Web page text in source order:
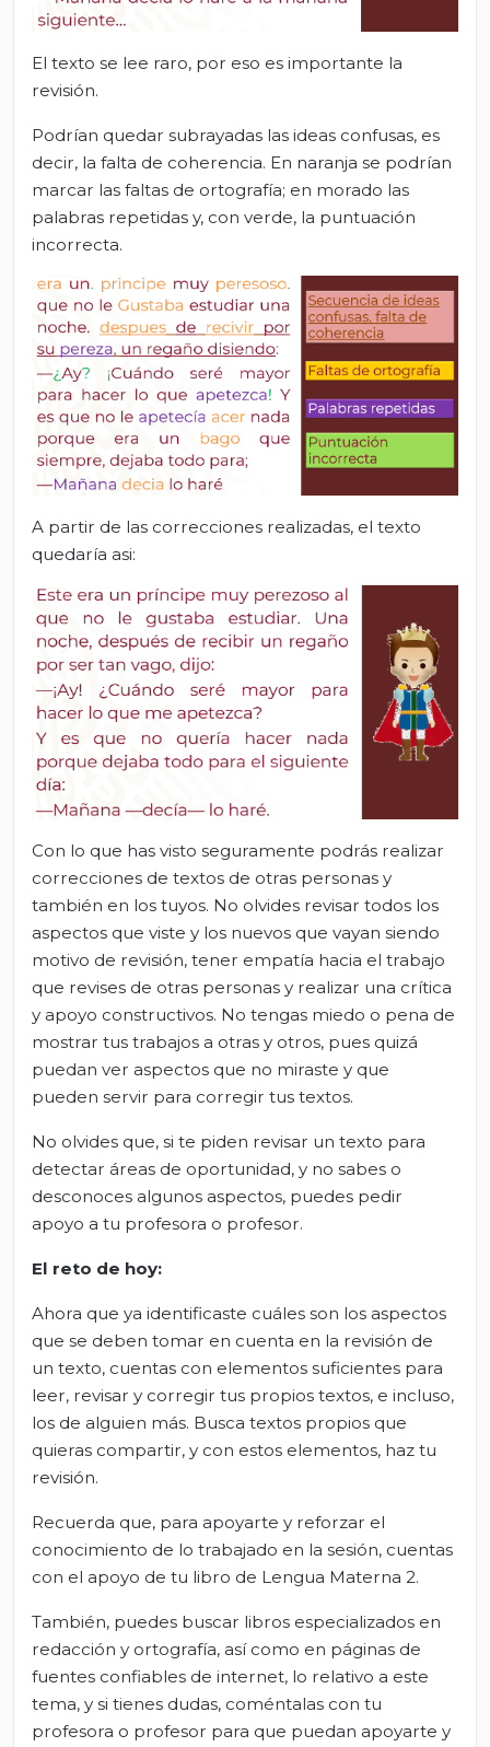
El texto se lee raro, por eso es importante la
revisión.
Podrían quedar subrayadas las ideas confusas, es
decir, la falta de coherencia. En naranja se podrían
marcar las faltas de ortografía; en morado las
palabras repetidas y, con verde, la puntuación
incorrecta.
A partir de las correcciones realizadas, el texto
quedaría asi:
Con lo que has visto seguramente podrás realizar
correcciones de textos de otras personas y
también en los tuyos. No olvides revisar todos los
aspectos que viste y los nuevos que vayan siendo
motivo de revisión, tener empatía hacia el trabajo
que revises de otras personas y realizar una crítica
y apoyo constructivos. No tengas miedo o pena de
mostrar tus trabajos a otras y otros, pues quizá
puedan ver aspectos que no miraste y que
pueden servir para corregir tus textos.
No olvides que, si te piden revisar un texto para
detectar áreas de oportunidad, y no sabes o
desconoces algunos aspectos, puedes pedir
apoyo a tu profesora o profesor.
El reto de hoy:
Ahora que ya identificaste cuáles son los aspectos
que se deben tomar en cuenta en la revisión de
un texto, cuentas con elementos suficientes para
leer, revisar y corregir tus propios textos, e incluso,
los de alguien más. Busca textos propios que
quieras compartir, y con estos elementos, haz tu
revisión.
Recuerda que, para apoyarte y reforzar el
conocimiento de lo trabajado en la sesión, cuentas
con el apoyo de tu libro de Lengua Materna 2.
También, puedes buscar libros especializados en
redacción y ortografía, así como en páginas de
fuentes confiables de internet, lo relativo a este
tema, y si tienes dudas, coméntalas con tu
profesora o profesor para que puedan apoyarte y